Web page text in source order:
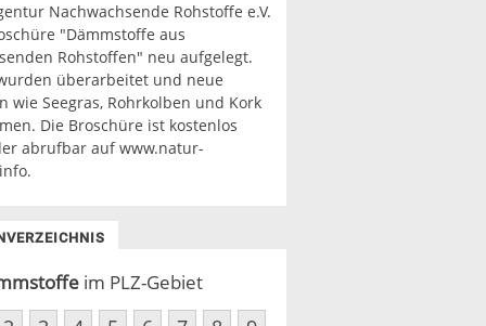
Nachwachsende Rohstoffe e.V.
"Dämmstoffe aus
Rohstoffen" neu aufgelegt.
überarbeitet und neue
wie Seegras, Rohrkolben und Kork
Die Broschüre ist kostenlos
abrufbar auf www.natur-
im PLZ-Gebiet